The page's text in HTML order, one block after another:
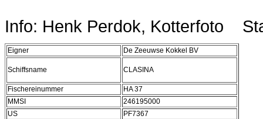
Info: Henk Perdok, Kotterfoto
Eigner De Zeeuwse Kokkel BV
Schiffsname CLASINA
Fischereinummer
HA 37
MMSI
246195000
US
PF7367